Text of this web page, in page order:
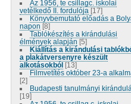
Az 1956, te csillagc. iskolai
vetélkedő II. fordulója [17]
Könyvbemutató előadás a
napon [8]
Tablókészítés a kirándulási
élmények alapján [5]
Kiállítás a kirándulási
a plakátversenyre készült
alkotásokból [13]
Filmvetítés október 23-a
[2]
Budapesti tanulmányi
[19]